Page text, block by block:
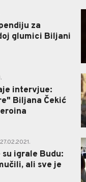
za
glumici Biljani
intervjue:
Biljana Čekić
27.02.2021.
igrale Budu:
ali sve je